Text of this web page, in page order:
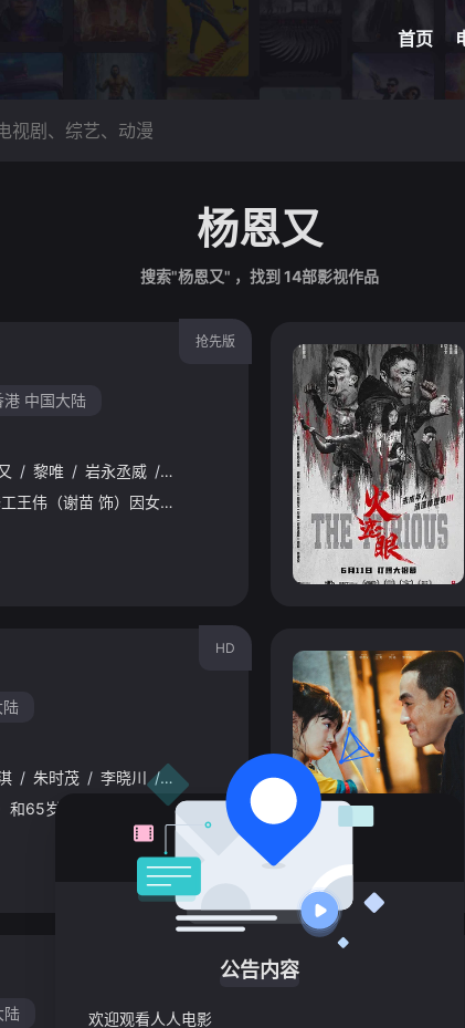
首页
网球
杨恩又
搜索"杨恩又" ，找到 14部影视作品
抢先版
港 中国大陆
/ 黎唯 / 岩永丞威 / 萨哈贾克·波斯安吉特 / 玛娜莎楠·潘叻翁固
东南亚某处，失语维修工王伟（谢苗 饰）因女儿雨晴（杨恩又 饰）失踪觉醒猎杀本能。他联手寻妻记者纳文（林科灯 饰）组成生死同盟，在连番血战中死斗黑暗组织打手大块头（黎唯 饰）与嗜血杀手阿德（雅彦·鲁伊安
HD
陆
/ 朱时茂 / 李晓川 / 杨恩又
85岁母亲（吴彦姝 饰）和65岁女儿（奚美娟 饰）共同生活。女儿背负着对父亲的愧疚，过着清教徒般的生活，阿尔茨海默病让她变成了另外一个人，年迈的母亲需要付出顽强的生命力照顾女儿。两个生命在进程中彼此成
陆
公告内容
欢迎观看人人电影